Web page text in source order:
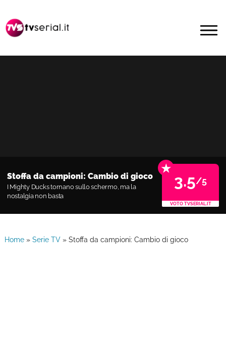
alla
navigazione
contenuto
MENU
Stoffa da campioni: Cambio di gioco
I Mighty Ducks tornano sullo schermo, ma la
nostalgia non basta
★
3.5/5
VOTO TVSERIAL.IT
Home» Serie TV» Stoffa da campioni: Cambio di gioco